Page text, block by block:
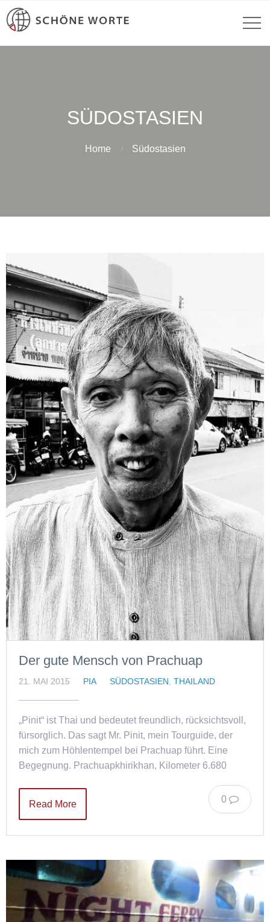
SÜDOSTASIEN
Home Südostasien
Der gute Mensch von Prachuap
21. MAI 2015 PIA SÜDOSTASIEN THAILAND
„Pinit“ ist Thai und bedeutet freundlich, rücksichtsvoll,
fürsorglich. Das sagt Mr. Pinit, mein Tourguide, der
mich zum Höhlentempel bei Prachuap führt. Eine
Begegnung. Prachuapkhirikhan, Kilometer 6.680
0
Read More